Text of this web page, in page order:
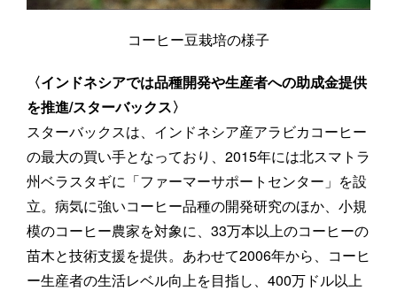
コーヒー豆栽培の様子
〈インドネシアでは品種開発や生産者への助成金提供
を推進/スターバックス〉
スターバックスは、インドネシア産アラビカコーヒー
の最大の買い手となっており、2015年には北スマトラ
州ベラスタギに「ファーマーサポートセンター」を設
立。病気に強いコーヒー品種の開発研究のほか、小規
模のコーヒー農家を対象に、33万本以上のコーヒーの
苗木と技術支援を提供。あわせて2006年から、コーヒ
ー生産者の生活レベル向上を目指し、400万ドル以上